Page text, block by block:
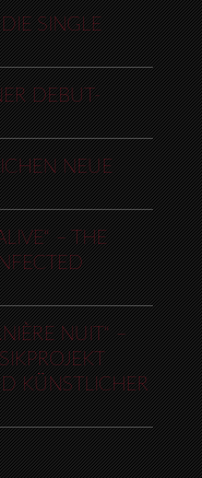
SINGLE
DEBUT-
NEUE
– THE
NUIT“ –
KÜNSTLICHER